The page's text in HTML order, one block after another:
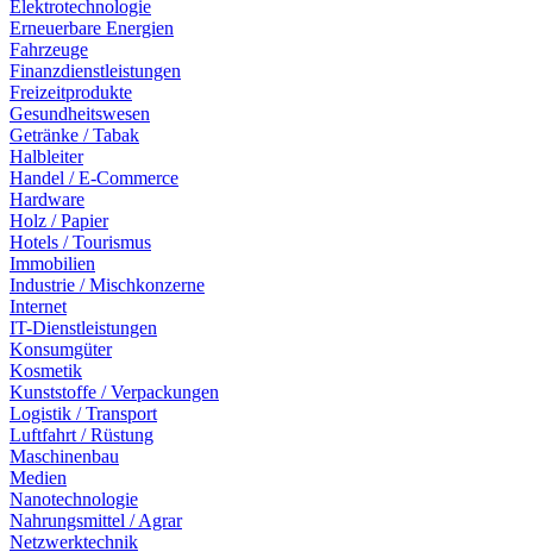
Elektrotechnologie
Erneuerbare Energien
Fahrzeuge
Finanzdienstleistungen
Freizeitprodukte
Gesundheitswesen
Getränke / Tabak
Halbleiter
Handel / E-Commerce
Hardware
Holz / Papier
Hotels / Tourismus
Immobilien
Industrie / Mischkonzerne
Internet
IT-Dienstleistungen
Konsumgüter
Kosmetik
Kunststoffe / Verpackungen
Logistik / Transport
Luftfahrt / Rüstung
Maschinenbau
Medien
Nanotechnologie
Nahrungsmittel / Agrar
Netzwerktechnik